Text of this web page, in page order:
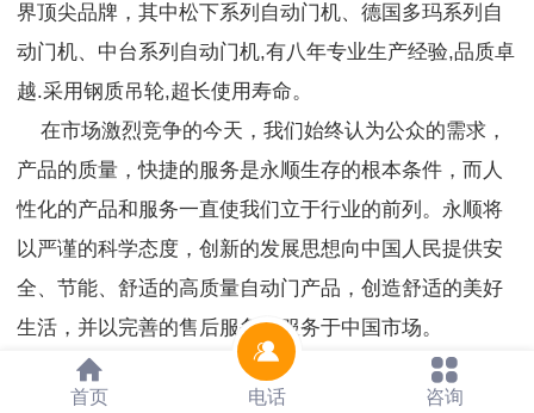
界顶尖品牌，其中松下系列自动门机、德国多玛系列自
动门机、中台系列自动门机,有八年专业生产经验,品质卓
越.采用钢质吊轮,超长使用寿命。
在市场激烈竞争的今天，我们始终认为公众的需求，
产品的质量，快捷的服务是永顺生存的根本条件，而人
性化的产品和服务一直使我们立于行业的前列。永顺将
以严谨的科学态度，创新的发展思想向中国人民提供安
全、节能、舒适的高质量自动门产品，创造舒适的美好
生活，并以完善的售后服务，服务于中国市场。
本公司的经营理念：
质量第一、产品达标。
首页 电话 咨询